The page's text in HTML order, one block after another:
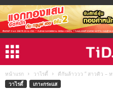
หน้าแรก วาไรตี้
ดีกันล้าววว ” สาวดิว –
วาไรตี้
เกาะกระแส